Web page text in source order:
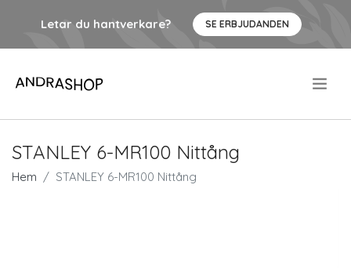
Letar du hantverkare? SE ERBJUDANDEN
STANLEY 6-MR100 Nittång
Hem STANLEY 6-MR100 Nittång